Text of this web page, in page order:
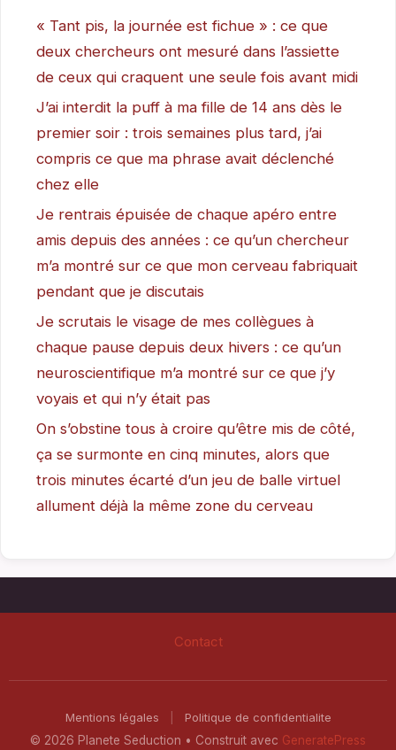
« Tant pis, la journée est fichue » : ce que
deux chercheurs ont mesuré dans l’assiette
de ceux qui craquent une seule fois avant midi
J’ai interdit la puff à ma fille de 14 ans dès le
premier soir : trois semaines plus tard, j’ai
compris ce que ma phrase avait déclenché
chez elle
Je rentrais épuisée de chaque apéro entre
amis depuis des années : ce qu’un chercheur
m’a montré sur ce que mon cerveau fabriquait
pendant que je discutais
Je scrutais le visage de mes collègues à
chaque pause depuis deux hivers : ce qu’un
neuroscientifique m’a montré sur ce que j’y
voyais et qui n’y était pas
On s’obstine tous à croire qu’être mis de côté,
ça se surmonte en cinq minutes, alors que
trois minutes écarté d’un jeu de balle virtuel
allument déjà la même zone du cerveau
Contact
Mentions légales
Politique de confidentialite
© 2026 Planete Seduction • Construit avec GeneratePress